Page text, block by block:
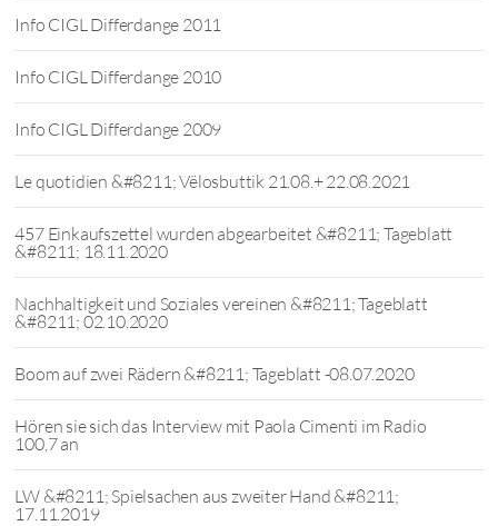
Info CIGL Differdange 2011
Info CIGL Differdange 2010
Info CIGL Differdange 2009
Le quotidien &#8211; Vëlosbuttik 21.08.+ 22.08.2021
457 Einkaufszettel wurden abgearbeitet &#8211; Tageblatt
&#8211; 18.11.2020
Nachhaltigkeit und Soziales vereinen &#8211; Tageblatt
&#8211; 02.10.2020
Boom auf zwei Rädern &#8211; Tageblatt -08.07.2020
Hören sie sich das Interview mit Paola Cimenti im Radio
100,7 an
LW &#8211; Spielsachen aus zweiter Hand &#8211;
17.11.2019